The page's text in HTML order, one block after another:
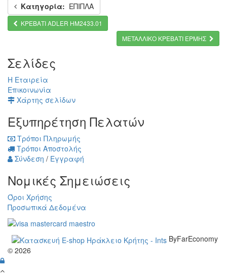
Κατηγορία: ΕΠΙΠΛΑ
ΚΡΕΒΑΤΙ ADLER HM2433.01
METAΛΛΙΚΟ ΚΡΕΒΑΤΙ ΕΡΜΗΣ
Σελίδες
Η Εταιρεία
Επικοινωνία
Χάρτης σελίδων
Εξυπηρέτηση Πελατών
Τρόποι Πληρωμής
Τρόποι Αποστολής
Σύνδεση / Εγγραφή
Νομικές Σημειώσεις
Όροι Χρήσης
Προσωπικά Δεδομένα
ByFarEconomy
© 2026